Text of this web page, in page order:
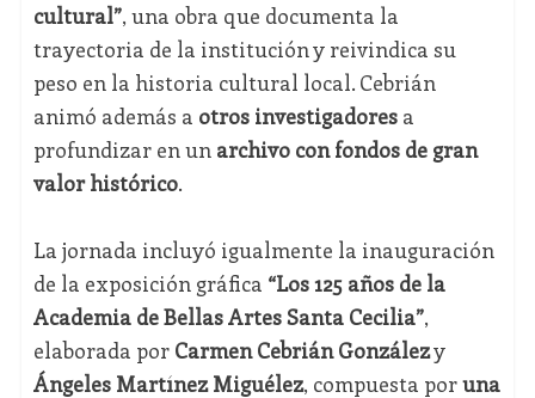
cultural”, una obra que documenta la
trayectoria de la institución y reivindica su
peso en la historia cultural local. Cebrián
animó además a otros investigadoresa
profundizar en un archivo con fondos de gran
valor histórico.
La jornada incluyó igualmente la inauguración
de la exposición gráfica “Los 125 años de la
Academia de Bellas Artes Santa Cecilia”,
elaborada por Carmen Cebrián Gonzálezy
Ángeles Martínez Miguélez, compuesta poruna